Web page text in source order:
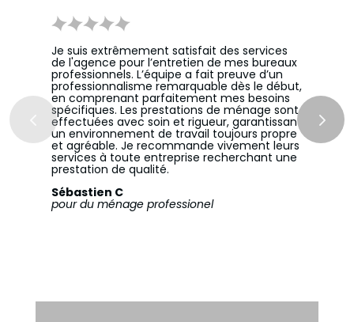
Je suis extrêmement satisfait des services
de l'agence pour l’entretien de mes bureaux
professionnels. L’équipe a fait preuve d’un
professionnalisme remarquable dès le début,
en comprenant parfaitement mes besoins
spécifiques. Les prestations de ménage sont
effectuées avec soin et rigueur, garantissant
un environnement de travail toujours propre
et agréable. Je recommande vivement leurs
services à toute entreprise recherchant une
prestation de qualité.
Sébastien C
pour du ménage professionel